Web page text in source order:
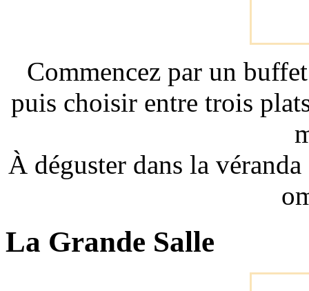
Commencez par un
puis choisir entre trois
À déguster dans la
La Grande Salle